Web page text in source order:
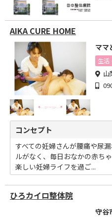
AIKA CURE HOME
ママ
生活
山
コンセプト
すべての妊婦さんが腰痛や尿
ルがなく、毎日おなかの赤ち
楽しい妊婦ライフを過ご...
ひろカイロ整体院
守谷